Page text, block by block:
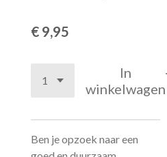
€ 9,95
In
winkelwagen
Ben je opzoek naar een